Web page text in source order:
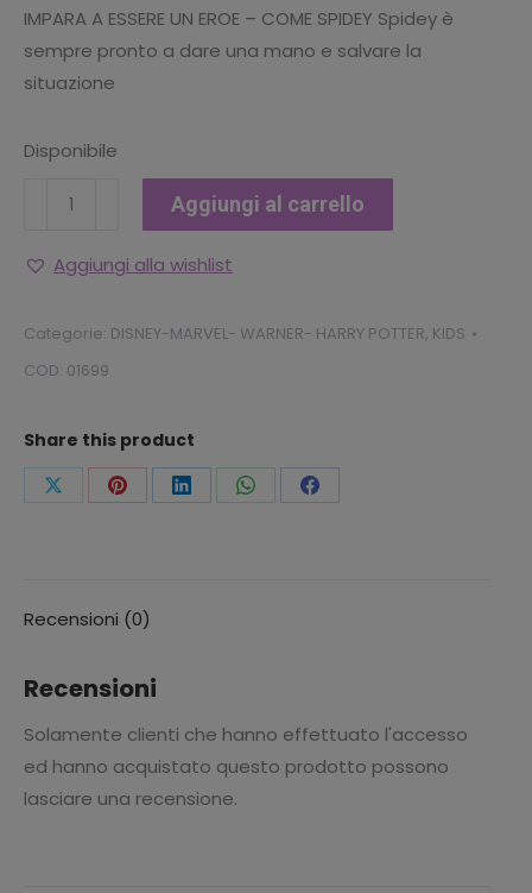
IMPARA A ESSERE UN EROE – COME SPIDEY Spidey è
sempre pronto a dare una mano e salvare la
situazione
Disponibile
Peluche
20
Aggiungi al carrello
Aggiungi alla wishlist
Categorie: DISNEY-MARVEL- WARNER- HARRY POTTER, KIDS
COD: 01699
Share this product
CondividiCondividiCondividiCondividiCondividi
Recensioni (0)
Recensioni
Solamente clienti che hanno effettuato l'accesso
ed hanno acquistato questo prodotto possono
lasciare una recensione.